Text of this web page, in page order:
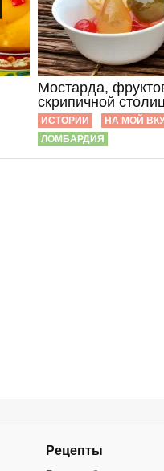
Мостарда,
скрипичной
ИСТОРИИ НА МОЙ
ЛОМБАРДИЯ
Рецепты